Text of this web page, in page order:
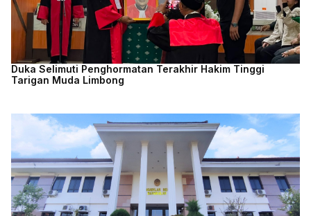
Duka Selimuti Penghormatan Terakhir Hakim Tinggi
Tarigan Muda Limbong